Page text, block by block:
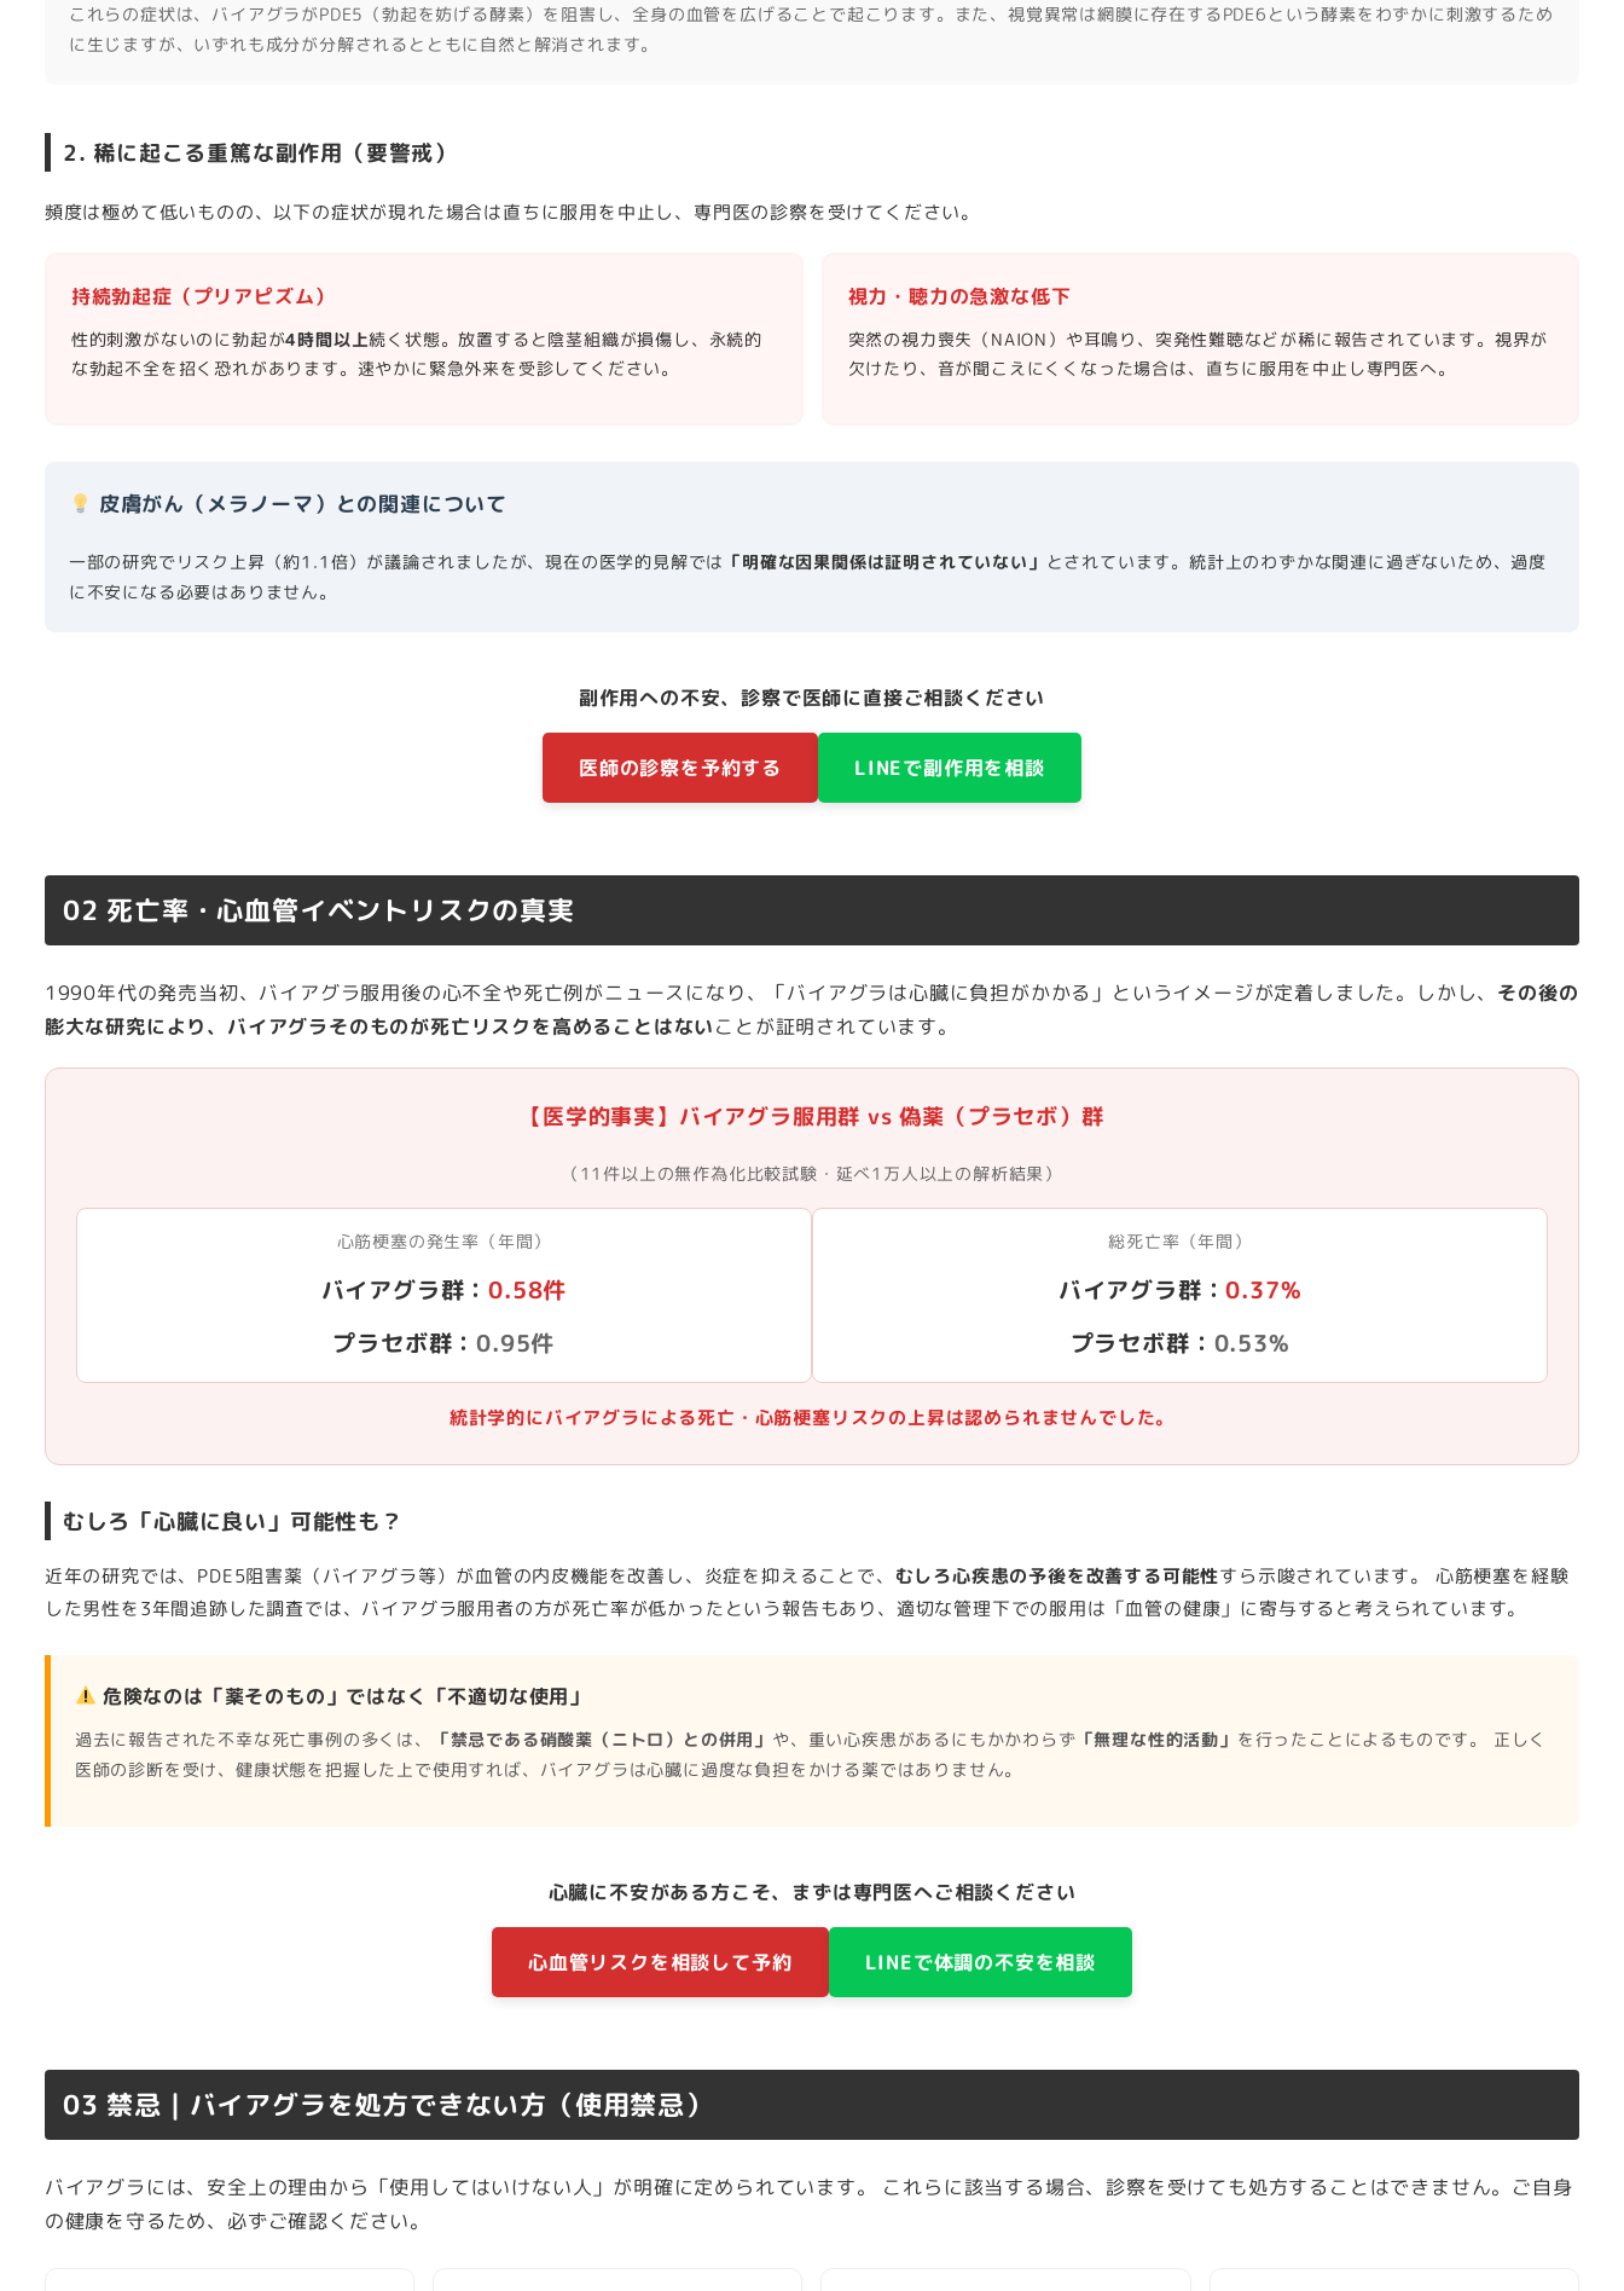
これらの症状は、バイアグラがPDE5（勃起を妨げる酵素）を阻害し、全身の血管を広げることで起こります。また、視覚異常は網膜に存在するPDE6という酵素をわずかに刺激するため
に生じますが、いずれも成分が分解されるとともに自然と解消されます。
2. 稀に起こる重篤な副作用（要警戒）
頻度は極めて低いものの、以下の症状が現れた場合は直ちに服用を中止し、専門医の診察を受けてください。
持続勃起症（プリアピズム）
性的刺激がないのに勃起が4時間以上続く状態。放置すると陰茎組織が損傷し、永続的
な勃起不全を招く恐れがあります。速やかに緊急外来を受診してください。
視力・聴力の急激な低下
突然の視力喪失（NAION）や耳鳴り、突発性難聴などが稀に報告されています。視界が
欠けたり、音が聞こえにくくなった場合は、直ちに服用を中止し専門医へ。
皮膚がん（メラノーマ）との関連について
一部の研究でリスク上昇（約1.1倍）が議論されましたが、現在の医学的見解では 「明確な因果関係は証明されていない」 とされています。統計上のわずかな関連に過ぎないため、過度
に不安になる必要はありません。
副作用への不安、診察で医師に直接ご相談ください
医師の診察を予約する LINEで副作用を相談
02 死亡率・心血管イベントリスクの真実
1990年代の発売当初、バイアグラ服用後の心不全や死亡例がニュースになり、「バイアグラは心臓に負担がかかる」というイメージが定着しました。しかし、 その後の
膨大な研究により、バイアグラそのものが死亡リスクを高めることはないことが証明されています。
【医学的事実】バイアグラ服用群 vs 偽薬（プラセボ）群
（11件以上の無作為化比較試験・延べ1万人以上の解析結果）
心筋梗塞の発生率（年間）
バイアグラ群：0.58件
プラセボ群：0.95件
総死亡率（年間）
バイアグラ群：0.37%
プラセボ群： 0.53%
統計学的にバイアグラによる死亡・心筋梗塞リスクの上昇は認められませんでした。
むしろ「心臓に良い」可能性も？
近年の研究では、PDE5阻害薬（バイアグラ等）が血管の内皮機能を改善し、炎症を抑えることで、 むしろ心疾患の予後を改善する可能性すら示唆されています。 心筋梗塞を経験
した男性を3年間追跡した調査では、バイアグラ服用者の方が死亡率が低かったという報告もあり、適切な管理下での服用は「血管の健康」に寄与すると考えられています。
危険なのは「薬そのもの」ではなく「不適切な使用」
過去に報告された不幸な死亡事例の多くは、 「禁忌である硝酸薬（ニトロ）との併用」 や、重い心疾患があるにもかかわらず 「無理な性的活動」 を行ったことによるものです。 正しく
医師の診断を受け、健康状態を把握した上で使用すれば、バイアグラは心臓に過度な負担をかける薬ではありません。
心臓に不安がある方こそ、まずは専門医へご相談ください
心血管リスクを相談して予約 LINEで体調の不安を相談
03 禁忌｜バイアグラを処方できない方（使用禁忌）
バイアグラには、安全上の理由から「使用してはいけない人」が明確に定められています。 これらに該当する場合、診察を受けても処方することはできません。ご自身
の健康を守るため、必ずご確認ください。